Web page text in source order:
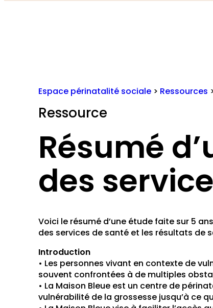
Espace périnatalité sociale > Ressources
Ressource
Résumé
des
Voici le résumé d’une étude faite sur 5
des services de santé et les résultats de
Introduction
• Les personnes vivant en contexte de
souvent confrontées à de multiples
• La Maison Bleue est un centre de
vulnérabilité de la grossesse jusqu’à ce